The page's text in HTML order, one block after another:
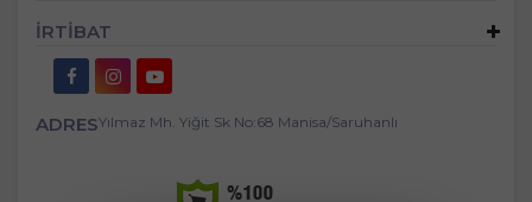
İRTİBAT
ADRESYılmaz Mh. Yiğit Sk No:68 Manisa/Saruhanlı